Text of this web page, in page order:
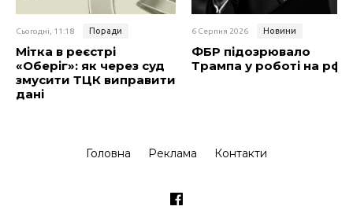
Сьогодні, 11:18 Поради
Мітка в реєстрі
«Оберіг»: як через суд
змусити ТЦК виправити
дані
6 Серпня 2026 Новини
ФБР підозрювало
Трампа у роботі на рф
Головна Реклама Контакти